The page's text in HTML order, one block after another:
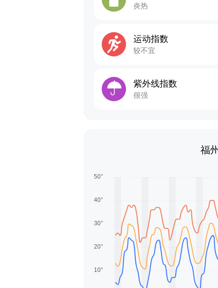
炎热
运动指数
较不宜
紫外线指数
很强
福